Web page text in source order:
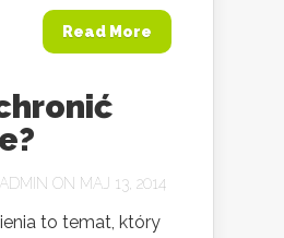
Read More
ADMIN ON MAJ 13, 2014
to temat, który